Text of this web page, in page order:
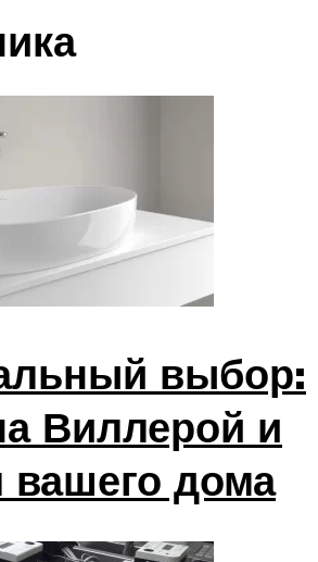
выбор:
Виллерой и
вашего дома